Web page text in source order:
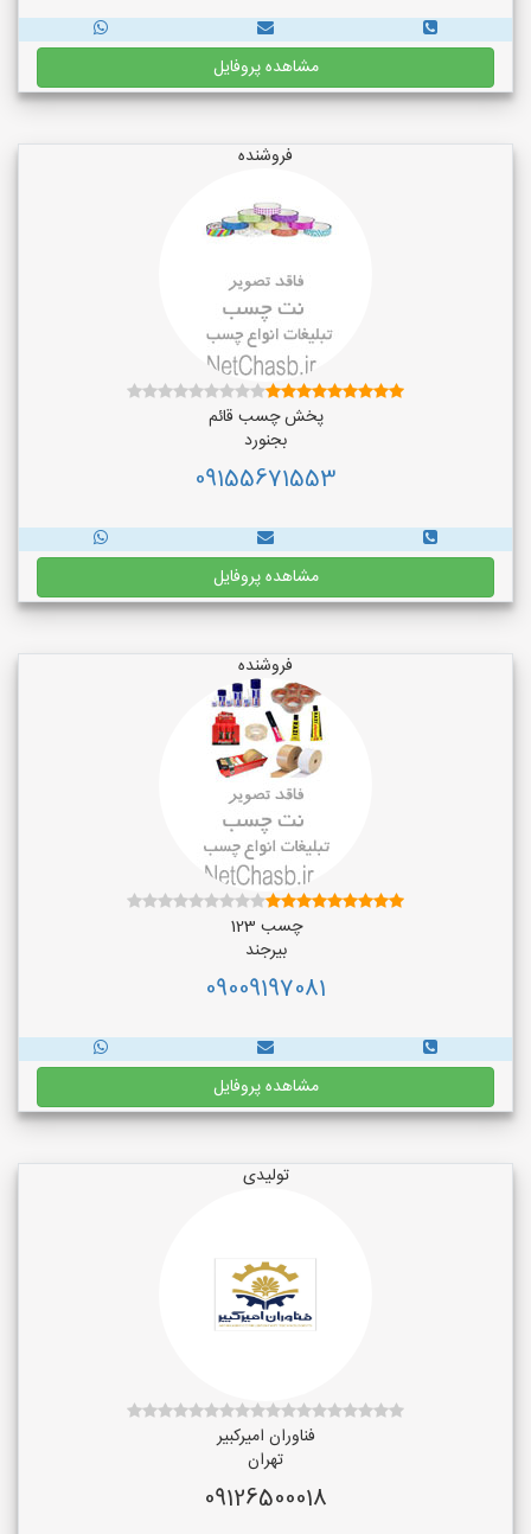
مشاهده پروفایل
فروشنده
پخش چسب قائم
بجنورد
09155671553
مشاهده پروفایل
فروشنده
چسب 123
بیرجند
09009197081
مشاهده پروفایل
تولیدی
فناوران امیرکبیر
تهران
09126500018